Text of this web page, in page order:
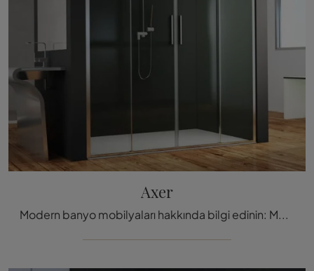
Axer
Modern banyo mobilyaları hakkında bilgi edinin: Megius'un Axer modeli gibi cam duş kabini sizleri bekliyor.